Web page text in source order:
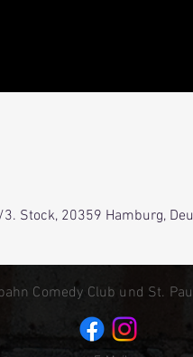
Stock, 20359 Hamburg,
Comedy Club und St.